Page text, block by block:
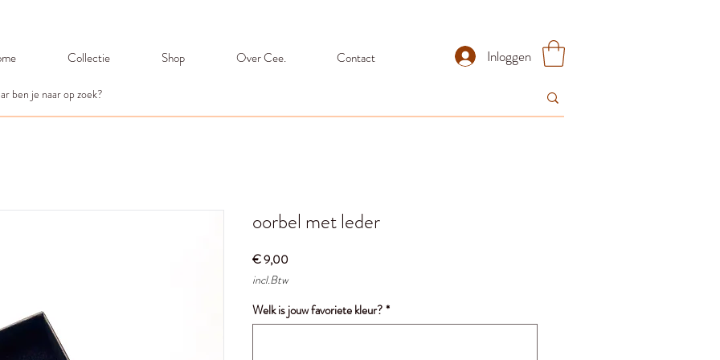
Inloggen
Collectie Shop Over Cee. Contact
oorbel met leder
€ 9,00Prijs
incl.Btw
Welk is jouw favoriete kleur?*